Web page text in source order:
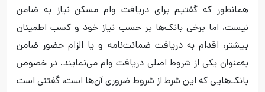
همانطور که گفتیم برای دریافت وام مسکن نیاز به ضامن
نیست، اما برخی بانک‌ها بر حسب نیاز خود و کسب اطمینان
بیشتر، اقدام به دریافت ضمانت‌نامه و یا الزام حضور ضامن
به‌عنوان یکی از شروط اصلی دریافت وام می‌نمایند. در خصوص
بانک‌هایی که این شرط از شروط ضروری آن‌ها است، گفتنی است